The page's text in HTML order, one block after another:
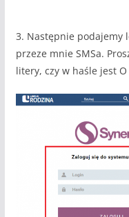
3. Następnie podajemy
przeze mnie SMSa.
litery, czy w haśle jest